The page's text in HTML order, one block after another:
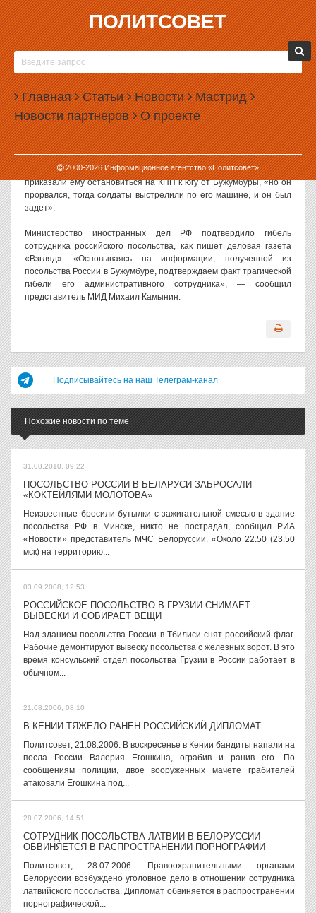
ПОЛИТСОВЕТ
Главная Статьи Новости Мастрид
Новости партнеров О проекте
2000-2026Информационное агентство «Политсовет»
25.06.2007, 09:26
СПЕЦСЛУЖБЫ БУРУНДИ ЗАСТРЕЛИЛИ
РОССИЙСКОГО ДИПЛОМАТА
В Бурунди местными спецслужбами был убит российский
дипломат, который пытался прорваться через контрольно-
пропускной пункт близ населенного пункта Бужумбура, как
передает издание «Дни.Ру».
Полковник Адольфе Маниракиза пояснил, что солдаты
приказали ему остановиться на КПП к югу от Бужумбуры, «но он
прорвался, тогда солдаты выстрелили по его машине, и он был
задет».
Министерство иностранных дел РФ подтвердило гибель
сотрудника российского посольства, как пишет деловая газета
«Взгляд». «Основываясь на информации, полученной из
посольства России в Бужумбуре, подтверждаем факт трагической
гибели его административного сотрудника», — сообщил
представитель МИД Михаил Камынин.
Подписывайтесь на наш Телеграм-канал
Похожие новости по теме
31.08.2010, 09:22
ПОСОЛЬСТВО РОССИИ В БЕЛАРУСИ ЗАБРОСАЛИ
«КОКТЕЙЛЯМИ МОЛОТОВА»
Неизвестные бросили бутылки с зажигательной смесью в здание
посольства РФ в Минске, никто не пострадал, сообщил РИА
«Новости» представитель МЧС Белоруссии. «Около 22.50 (23.50
мск) на территорию...
03.09.2008, 12:53
РОССИЙСКОЕ ПОСОЛЬСТВО В ГРУЗИИ СНИМАЕТ
ВЫВЕСКИ И СОБИРАЕТ ВЕЩИ
Над зданием посольства России в Тбилиси снят российский флаг.
Рабочие демонтируют вывеску посольства с железных ворот. В это
время консульский отдел посольства Грузии в России работает в
обычном...
21.08.2006, 08:10
В КЕНИИ ТЯЖЕЛО РАНЕН РОССИЙСКИЙ ДИПЛОМАТ
Политсовет, 21.08.2006. В воскресенье в Кении бандиты напали на
посла России Валерия Егошкина, ограбив и ранив его. По
сообщениям полиции, двое вооруженных мачете грабителей
атаковали Егошкина под...
28.07.2006, 14:51
СОТРУДНИК ПОСОЛЬСТВА ЛАТВИИ В БЕЛОРУССИИ
ОБВИНЯЕТСЯ В РАСПРОСТРАНЕНИИ ПОРНОГРАФИИ
Политсовет, 28.07.2006. Правоохранительными органами
Белоруссии возбуждено уголовное дело в отношении сотрудника
латвийского посольства. Дипломат обвиняется в распространении
порнографической...